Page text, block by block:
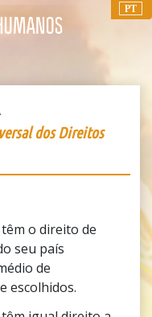
PT
dos Direitos
o direito de
seu país
de
escolhidos.